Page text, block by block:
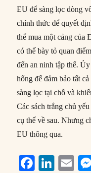
EU để sàng lọc dòng
chính thức để quyết
thể mua một cảng của
có thể bày tỏ quan
đến an ninh tập thể.
hổng để đảm bảo tất
sàng lọc tại chỗ và
Các sách trắng chủ
cụ thể về sau. Nhưng
EU thông qua.
F
Li E